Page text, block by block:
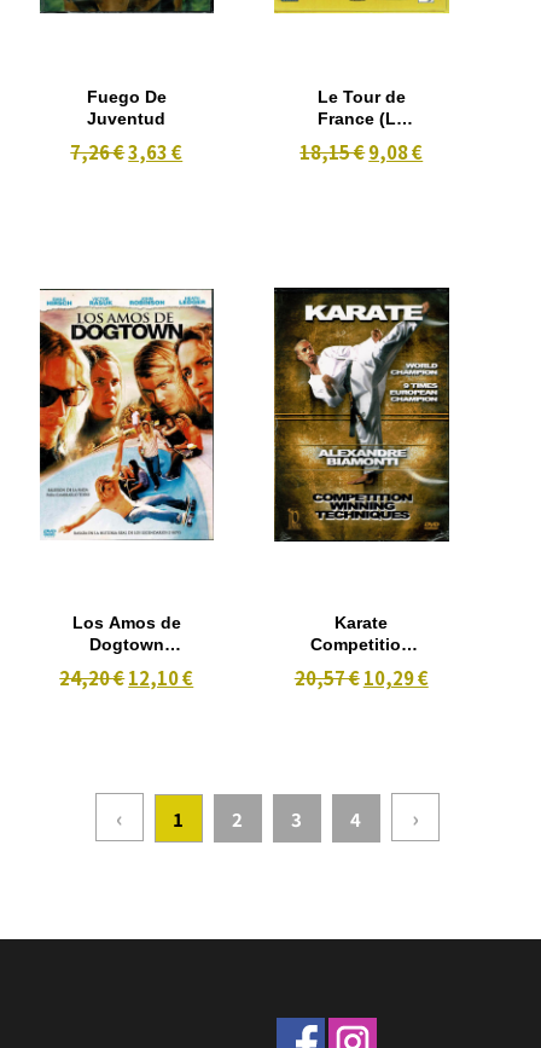
Fuego De
Juventud
7,26 €3,63 €
Le Tour de
France (La
Oficial )1903-
18,15 €9,08 €
Los Amos de
Dogtown
(2005)
24,20 €12,10 €
Karate
Competition
Winning
Techniques
20,57 € 10,29 €
‹ 1 2 3 4 ›